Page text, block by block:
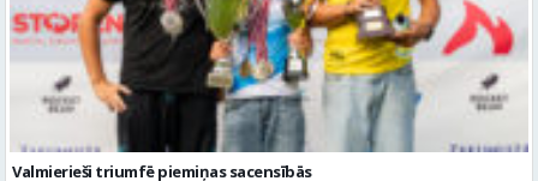
Valmierieši triumfē piemiņas sacensībās